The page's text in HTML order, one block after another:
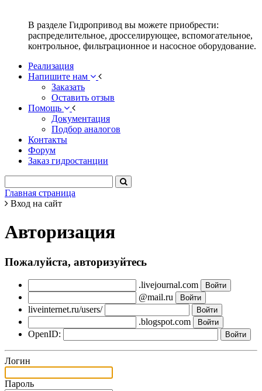
В разделе Гидропривод вы можете приобрести:
распределительное, дросселирующее, вспомогательное,
контрольное, фильтрационное и насосное оборудование.
Реализация
Напишите нам
Заказать
Оставить отзыв
Помощь
Документация
Подбор аналогов
Контакты
Форум
Заказ гидростанции
Главная страница
Вход на сайт
Авторизация
Пожалуйста, авторизуйтесь
.livejournal.com
@mail.ru
liveinternet.ru/users/
.blogspot.com
OpenID:
Логин
Пароль